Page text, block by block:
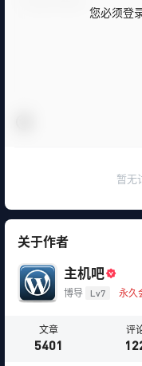
您必须登
暂无
关于作者
主机吧
博导 Lv7 永久
文章
5401
评